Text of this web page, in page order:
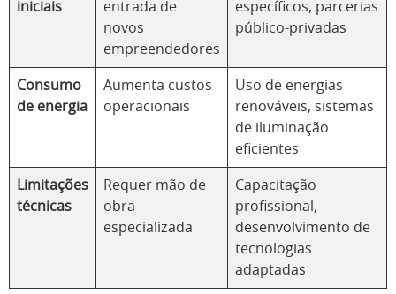
iniciais
entrada de
novos
empreendedores
específicos, parcerias
público-privadas
Consumo
de energia
Aumenta custos
operacionais
Uso de energias
renováveis, sistemas
de iluminação
eficientes
Limitações
técnicas
Requer mão de
obra
especializada
Capacitação
profissional,
desenvolvimento de
tecnologias
adaptadas